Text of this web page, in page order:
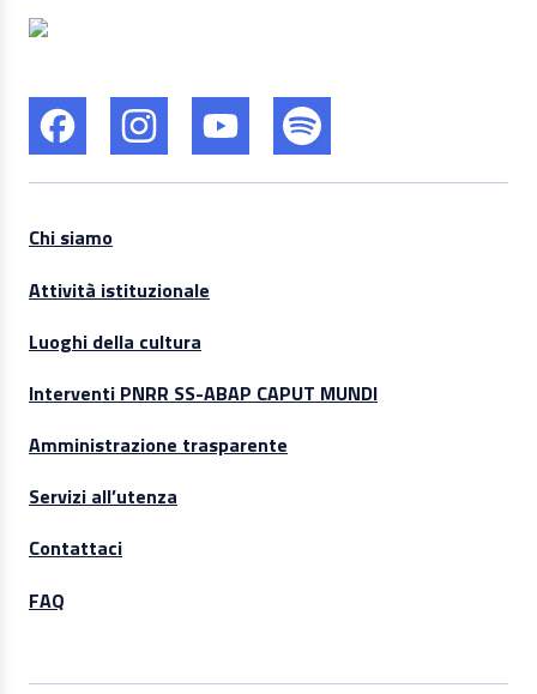
Chi siamo
Attività istituzionale
Luoghi della cultura
Interventi PNRR SS-ABAP CAPUT MUNDI
Amministrazione trasparente
Servizi all’utenza
Contattaci
FAQ